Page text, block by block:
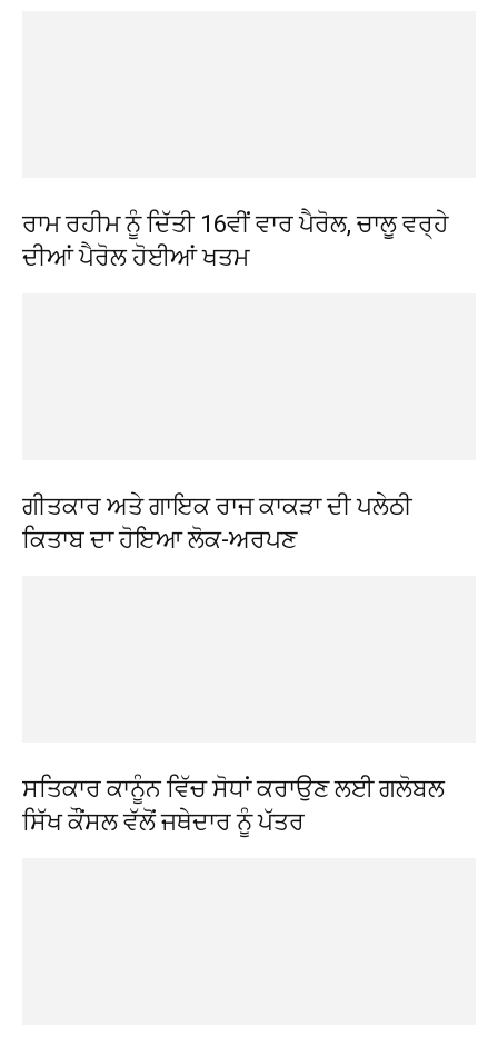
ਰਾਮ ਰਹੀਮ ਨੂੰ ਦਿੱਤੀ 16ਵੀਂ ਵਾਰ ਪੈਰੋਲ, ਚਾਲੂ ਵਰ੍ਹੇ
ਦੀਆਂ ਪੈਰੋਲ ਹੋਈਆਂ ਖਤਮ
ਗੀਤਕਾਰ ਅਤੇ ਗਾਇਕ ਰਾਜ ਕਾਕੜਾ ਦੀ ਪਲੇਠੀ
ਕਿਤਾਬ ਦਾ ਹੋਇਆ ਲੋਕ-ਅਰਪਣ
ਸਤਿਕਾਰ ਕਾਨੂੰਨ ਵਿੱਚ ਸੋਧਾਂ ਕਰਾਉਣ ਲਈ ਗਲੋਬਲ
ਸਿੱਖ ਕੌਂਸਲ ਵੱਲੋਂ ਜਥੇਦਾਰ ਨੂੰ ਪੱਤਰ